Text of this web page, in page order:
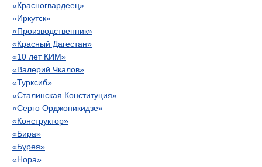
«Красногвардеец»
«Иркутск»
«Производственник»
«Красный Дагестан»
«10 лет КИМ»
«Валерий Чкалов»
«Турксиб»
«Сталинская Конституция»
«Серго Орджоникидзе»
«Конструктор»
«Бира»
«Бурея»
«Нора»